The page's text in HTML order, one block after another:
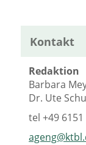
Kontakt
Redaktion
Barbara
Dr. Ute
tel+49